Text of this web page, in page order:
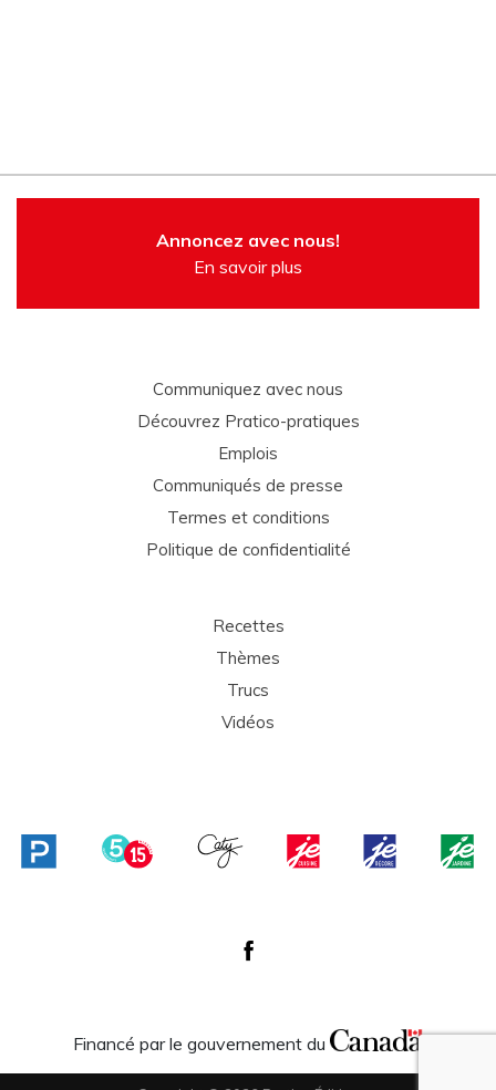
Annoncez avec nous!
En savoir plus
Communiquez avec nous
Découvrez Pratico-pratiques
Emplois
Communiqués de presse
Termes et conditions
Politique de confidentialité
Recettes
Thèmes
Trucs
Vidéos
Financé par le gouvernement du